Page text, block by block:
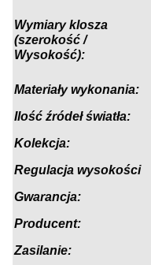
Wymiary klosza
(szerokość /
Wysokość):
Materiały wykonania:
Ilość źródeł światła:
Kolekcja:
Regulacja wysokości
Gwarancja:
Producent:
Zasilanie: